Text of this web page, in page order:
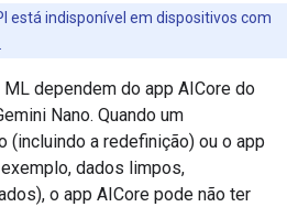
está indisponível em dispositivos com
dependem do app AICore do
Nano. Quando um
a redefinição) ou o app
dados limpos,
o app AICore pode não ter